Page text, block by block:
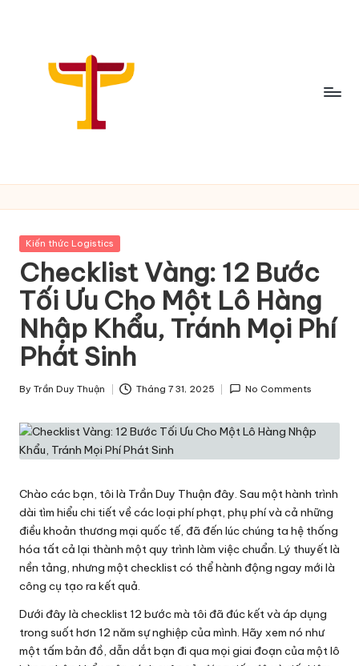
C
h
i
a
S
ẻ
T
h
ô
n
g
T
i
n
v
ề
L
o
Posted
Kiến thức Logistics
Checklist Vàng: 12 Bước
Tối Ưu Cho Một Lô Hàng
Nhập Khẩu, Tránh Mọi Phí
Phát Sinh
Posted
By Trần Duy Thuận Tháng 7 31, 2025 No Comments
Chào các bạn, tôi là Trần Duy Thuận đây. Sau một hành trình
dài tìm hiểu chi tiết về các loại phí phạt, phụ phí và cả những
điều khoản thương mại quốc tế, đã đến lúc chúng ta hệ thống
hóa tất cả lại thành một quy trình làm việc chuẩn. Lý thuyết là
nền tảng, nhưng một checklist có thể hành động ngay mới là
công cụ tạo ra kết quả.
Dưới đây là checklist 12 bước mà tôi đã đúc kết và áp dụng
trong suốt hơn 12 năm sự nghiệp của mình. Hãy xem nó như
một tấm bản đồ, dẫn dắt bạn đi qua mọi giai đoạn của một lô